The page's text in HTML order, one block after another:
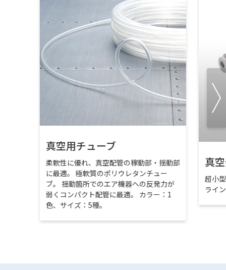
真空用チューブ
柔軟性に優れ、真空配管の稼動部・揺動部
に最適。 極軟質のポリウレタンチュー
ブ。 揺動箇所でのエア機器への反発力が
弱くコンパクト配管に最適。 カラー：1
色、サイズ：5種。
真
超小
ライ